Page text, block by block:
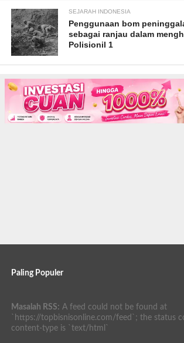
SEJARAH INDONESIA
Penggunaan bom
sebagai ranjau dalam
Polisionil 1
Paling Populer
Masalah RSS: A feed could not be found at
`https://topbisnisonline.com/feed`; the status
content-type is `text/html`